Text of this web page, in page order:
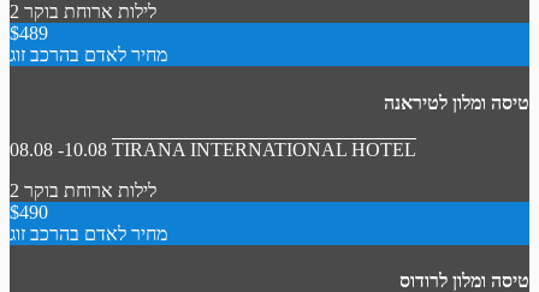
2 לילות ארוחת בוקר
$489
מחיר לאדם בהרכב זוג
טיסה ומלון לטיראנה
08.08 -10.08 TIRANA INTERNATIONAL HOTEL
2 לילות ארוחת בוקר
$490
מחיר לאדם בהרכב זוג
טיסה ומלון לרודוס